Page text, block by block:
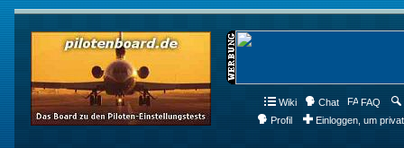
Wiki Chat FAQ
Profil
Einloggen, um